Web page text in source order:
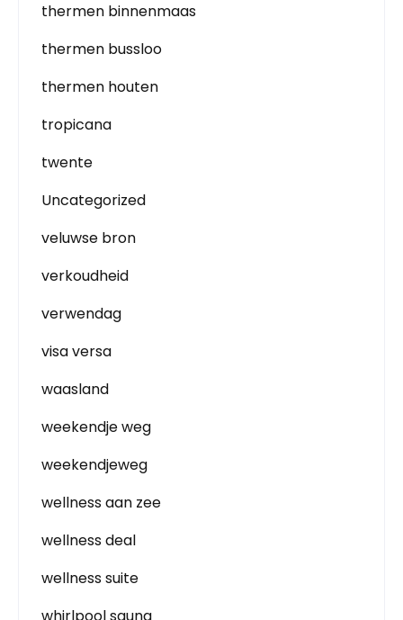
thermen binnenmaas
thermen bussloo
thermen houten
tropicana
twente
Uncategorized
veluwse bron
verkoudheid
verwendag
visa versa
waasland
weekendje weg
weekendjeweg
wellness aan zee
wellness deal
wellness suite